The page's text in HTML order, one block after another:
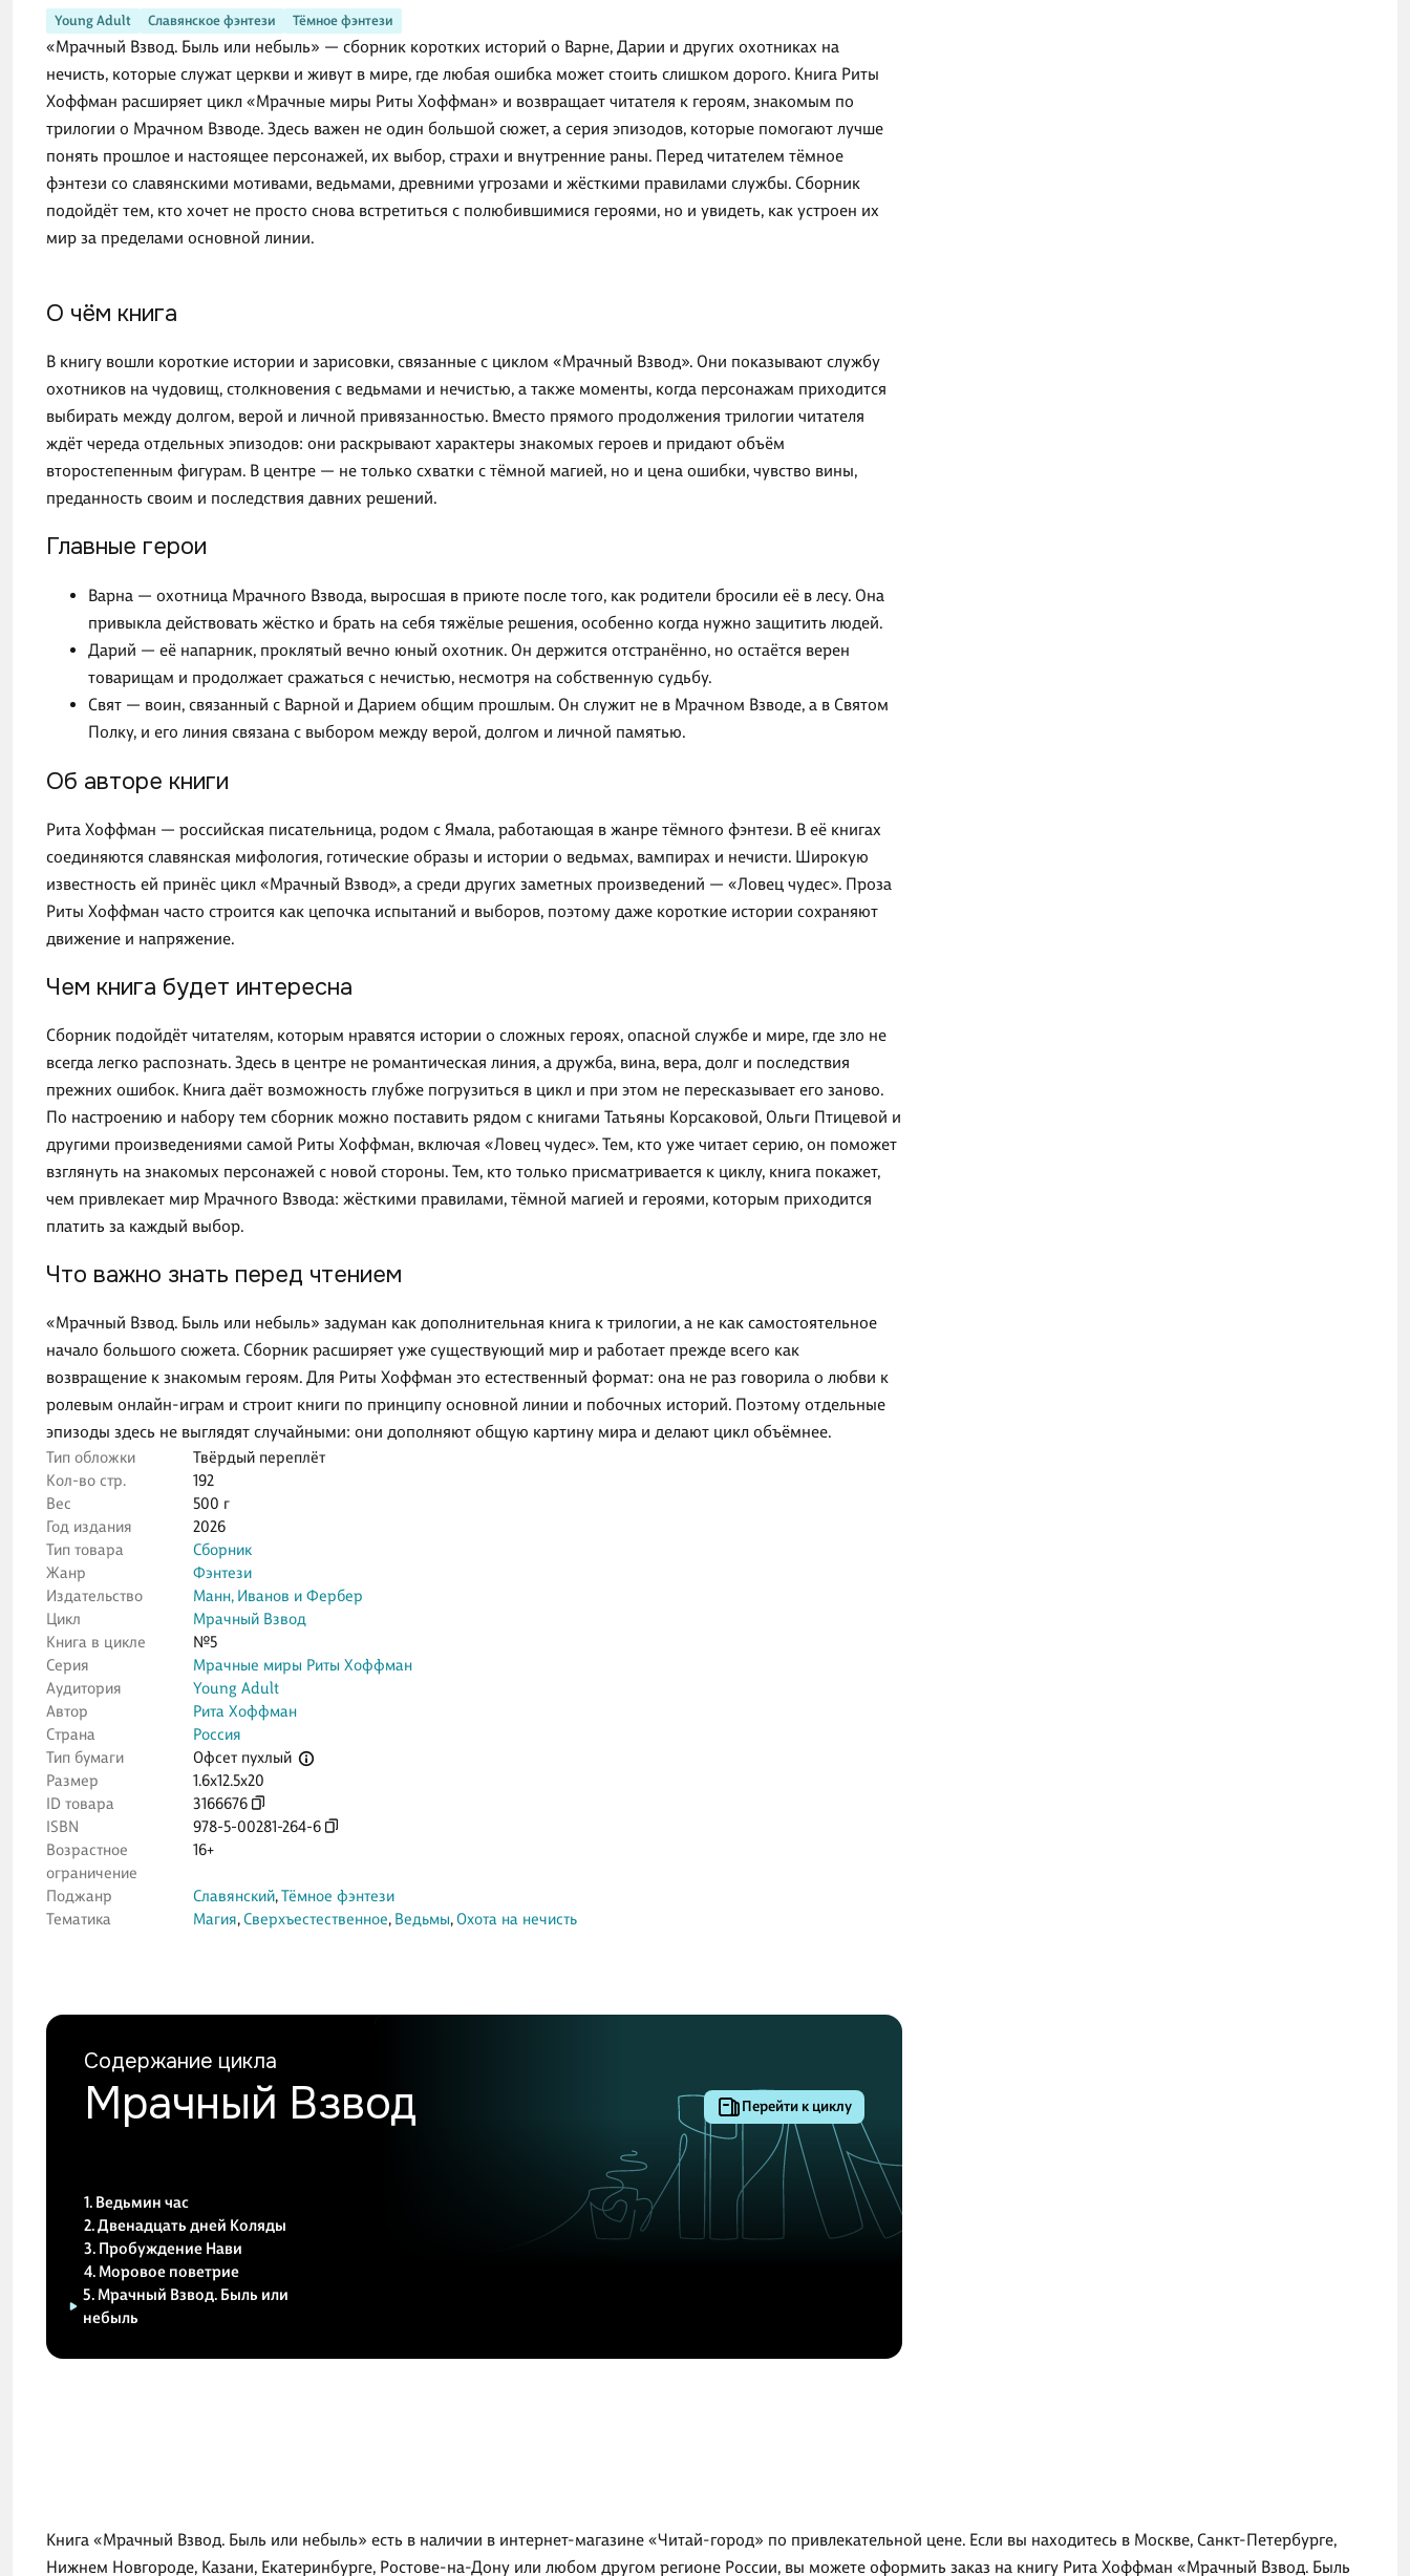
Young Adult Славянское фэнтези Тёмное фэнтези
«Мрачный Взвод. Быль или небыль» — сборник коротких историй о Варне, Дарии и других охотниках на
нечисть, которые служат церкви и живут в мире, где любая ошибка может стоить слишком дорого. Книга Риты
Хоффман расширяет цикл «Мрачные миры Риты Хоффман» и возвращает читателя к героям, знакомым по
трилогии о Мрачном Взводе. Здесь важен не один большой сюжет, а серия эпизодов, которые помогают лучше
понять прошлое и настоящее персонажей, их выбор, страхи и внутренние раны. Перед читателем тёмное
фэнтези со славянскими мотивами, ведьмами, древними угрозами и жёсткими правилами службы. Сборник
подойдёт тем, кто хочет не просто снова встретиться с полюбившимися героями, но и увидеть, как устроен их
мир за пределами основной линии.
О чём книга
В книгу вошли короткие истории и зарисовки, связанные с циклом «Мрачный Взвод». Они показывают службу
охотников на чудовищ, столкновения с ведьмами и нечистью, а также моменты, когда персонажам приходится
выбирать между долгом, верой и личной привязанностью. Вместо прямого продолжения трилогии читателя
ждёт череда отдельных эпизодов: они раскрывают характеры знакомых героев и придают объём
второстепенным фигурам. В центре — не только схватки с тёмной магией, но и цена ошибки, чувство вины,
преданность своим и последствия давних решений.
Главные герои
Варна — охотница Мрачного Взвода, выросшая в приюте после того, как родители бросили её в лесу. Она
привыкла действовать жёстко и брать на себя тяжёлые решения, особенно когда нужно защитить людей.
Дарий — её напарник, проклятый вечно юный охотник. Он держится отстранённо, но остаётся верен
товарищам и продолжает сражаться с нечистью, несмотря на собственную судьбу.
Свят — воин, связанный с Варной и Дарием общим прошлым. Он служит не в Мрачном Взводе, а в Святом
Полку, и его линия связана с выбором между верой, долгом и личной памятью.
Об авторе книги
Рита Хоффман — российская писательница, родом с Ямала, работающая в жанре тёмного фэнтези. В её книгах
соединяются славянская мифология, готические образы и истории о ведьмах, вампирах и нечисти. Широкую
известность ей принёс цикл «Мрачный Взвод», а среди других заметных произведений — «Ловец чудес». Проза
Риты Хоффман часто строится как цепочка испытаний и выборов, поэтому даже короткие истории сохраняют
движение и напряжение.
Чем книга будет интересна
Сборник подойдёт читателям, которым нравятся истории о сложных героях, опасной службе и мире, где зло не
всегда легко распознать. Здесь в центре не романтическая линия, а дружба, вина, вера, долг и последствия
прежних ошибок. Книга даёт возможность глубже погрузиться в цикл и при этом не пересказывает его заново.
По настроению и набору тем сборник можно поставить рядом с книгами Татьяны Корсаковой, Ольги Птицевой и
другими произведениями самой Риты Хоффман, включая «Ловец чудес». Тем, кто уже читает серию, он поможет
взглянуть на знакомых персонажей с новой стороны. Тем, кто только присматривается к циклу, книга покажет,
чем привлекает мир Мрачного Взвода: жёсткими правилами, тёмной магией и героями, которым приходится
платить за каждый выбор.
Что важно знать перед чтением
«Мрачный Взвод. Быль или небыль» задуман как дополнительная книга к трилогии, а не как самостоятельное
начало большого сюжета. Сборник расширяет уже существующий мир и работает прежде всего как
возвращение к знакомым героям. Для Риты Хоффман это естественный формат: она не раз говорила о любви к
ролевым онлайн-играм и строит книги по принципу основной линии и побочных историй. Поэтому отдельные
эпизоды здесь не выглядят случайными: они дополняют общую картину мира и делают цикл объёмнее.
Тип обложки
Твёрдый переплёт
Кол-во стр.
192
Вес
500 г
Год издания
2026
Тип товара
Сборник
Жанр
Фэнтези
Издательство
Манн, Иванов и Фербер
Цикл
Мрачный Взвод
Книга в цикле
№5
Серия
Мрачные миры Риты Хоффман
Аудитория
Young Adult
Автор
Рита Хоффман
Страна
Россия
Тип бумаги
Офсет пухлый
Размер
1.6x12.5x20
ID товара
3166676
ISBN
978-5-00281-264-6
Возрастное
ограничение
16+
Поджанр Славянский,Тёмное фэнтези
Тематика
Магия,Сверхъестественное, Ведьмы,Охота на нечисть
Содержание цикла
Мрачный Взвод Перейти к циклу
1. Ведьмин час
2. Двенадцать дней Коляды
3. Пробуждение Нави
4. Моровое поветрие
5. Мрачный Взвод. Быль или
небыль
Книга «Мрачный Взвод. Быль или небыль» есть в наличии в интернет-магазине «Читай-город» по привлекательной цене. Если вы находитесь в Москве, Санкт-Петербурге,
Нижнем Новгороде, Казани, Екатеринбурге, Ростове-на-Дону или любом другом регионе России, вы можете оформить заказ на книгу Рита Хоффман «Мрачный Взвод. Быль